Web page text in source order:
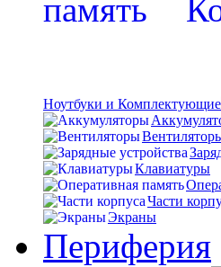
Ноутбуки и Комплектующие
Клавиатуры
Части
Экраны
Периферия